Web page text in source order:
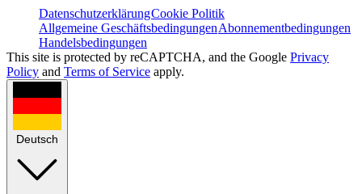
DatenschutzerklärungCookie Politik
Allgemeine GeschäftsbedingungenAbonnementbedingungen
Handelsbedingungen
This site is protected by reCAPTCHA, and the Google Privacy
Policy and Terms of Service apply.
Deutsch